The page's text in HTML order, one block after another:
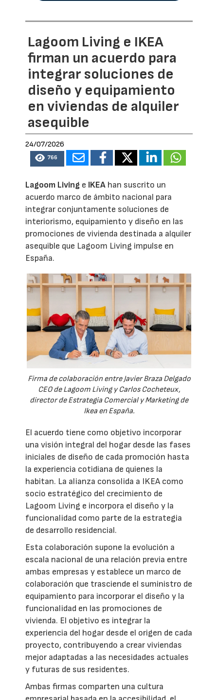
Lagoom Living e IKEA
firman un acuerdo para
integrar soluciones de
diseño y equipamiento
en viviendas de alquiler
asequible
24/07/2026
766
Lagoom Living e IKEA han suscrito un
acuerdo marco de ámbito nacional para
integrar conjuntamente soluciones de
interiorismo, equipamiento y diseño en las
promociones de vivienda destinada a alquiler
asequible que Lagoom Living impulse en
España.
Firma de colaboración entre Javier Braza Delgado
CEO de Lagoom Living y Carlos Cocheteux,
director de Estrategia Comercial y Marketing de
Ikea en España.
El acuerdo tiene como objetivo incorporar
una visión integral del hogar desde las fases
iniciales de diseño de cada promoción hasta
la experiencia cotidiana de quienes la
habitan. La alianza consolida a IKEA como
socio estratégico del crecimiento de
Lagoom Living e incorpora el diseño y la
funcionalidad como parte de la estrategia
de desarrollo residencial.
Esta colaboración supone la evolución a
escala nacional de una relación previa entre
ambas empresas y establece un marco de
colaboración que trasciende el suministro de
equipamiento para incorporar el diseño y la
funcionalidad en las promociones de
vivienda. El objetivo es integrar la
experiencia del hogar desde el origen de cada
proyecto, contribuyendo a crear viviendas
mejor adaptadas a las necesidades actuales
y futuras de sus residentes.
Ambas firmas comparten una cultura